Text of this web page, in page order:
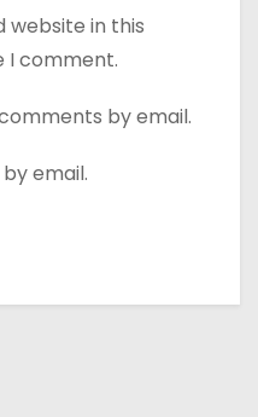
website in this
I comment.
by email.
email.